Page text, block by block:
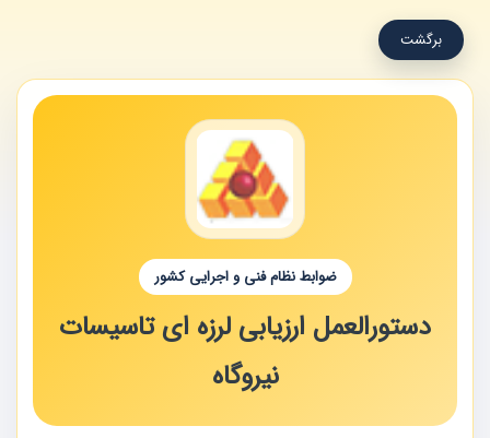
برگشت
ضوابط نظام فنی و اجرایی کشور
دستورالعمل ارزیابی لرزه ای تاسیسات
نیروگاه